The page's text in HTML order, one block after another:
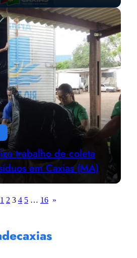
trabalho de coleta
em Caxias (MA)
1 2 3 4 5 … 16 »